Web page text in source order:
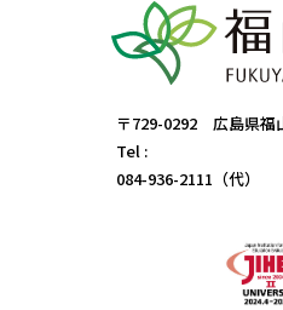
〒729-0292 広島県福
Tel :
084-936-2111（代）